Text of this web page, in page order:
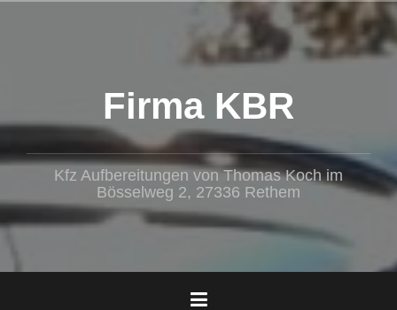
Firma KBR
Kfz Aufbereitungen von Thomas Koch im
Bösselweg 2, 27336 Rethem